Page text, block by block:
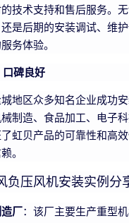
技术支持和售后服务。
是后期的安装调试、维
务体验。
口碑良好
地区众多知名企业成功
制造、食品加工、电子
虹贝产品的可靠性和高
。
负压风机安装实例分
厂：该厂主要生产重型